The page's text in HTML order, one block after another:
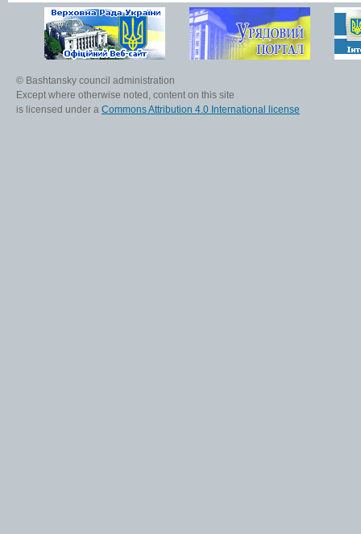
© Bashtansky council administration
Except where otherwise noted, content on this site
is licensed under a Commons Attribution 4.0 International license